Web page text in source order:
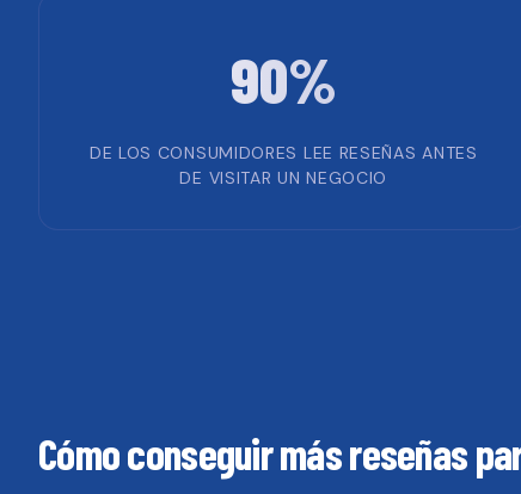
90%
DE LOS CONSUMIDORES LEE RESEÑAS ANTES
DE VISITAR UN NEGOCIO
Cómo conseguir más reseñas